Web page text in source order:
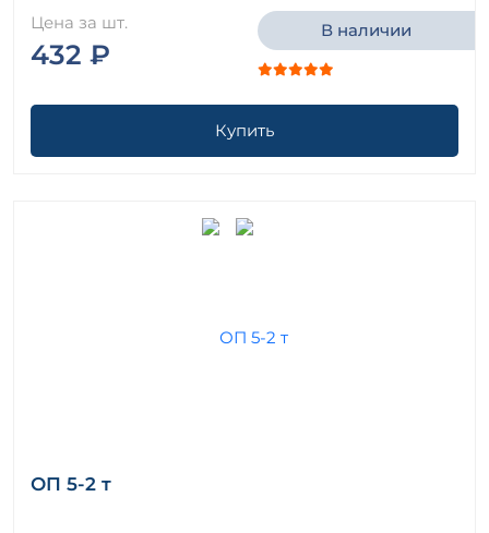
Цена за шт.
432 ₽
В наличии
Купить
ОП 5-2 т